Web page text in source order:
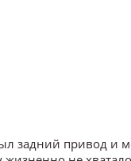
задний привод и